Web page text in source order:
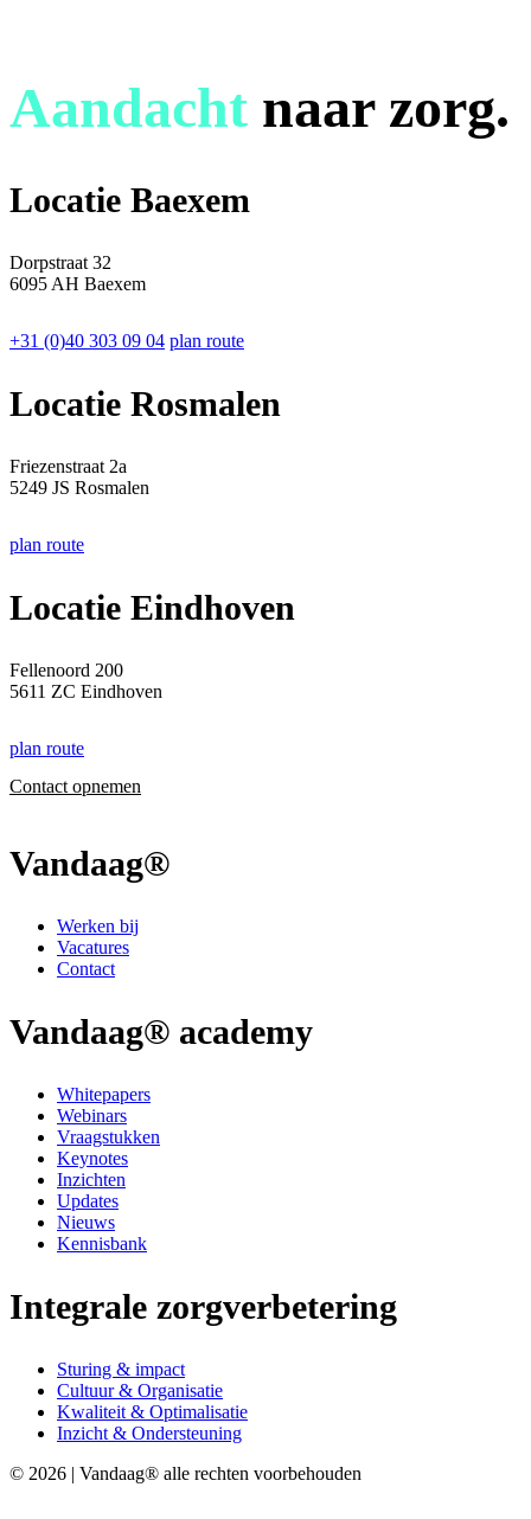
Aandacht naar zorg.
Locatie Baexem
Dorpstraat 32
6095 AH Baexem
+31 (0)40 303 09 04 plan route
Locatie Rosmalen
Friezenstraat 2a
5249 JS Rosmalen
plan route
Locatie Eindhoven
Fellenoord 200
5611 ZC Eindhoven
plan route
Contact opnemen
Vandaag®
Werken bij
Vacatures
Contact
Vandaag® academy
Whitepapers
Webinars
Vraagstukken
Keynotes
Inzichten
Updates
Nieuws
Kennisbank
Integrale zorgverbetering
Sturing & impact
Cultuur & Organisatie
Kwaliteit & Optimalisatie
Inzicht & Ondersteuning
© 2026 | Vandaag® alle rechten voorbehouden